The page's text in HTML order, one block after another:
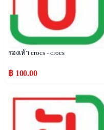
รองเท้า crocs - crocs
฿ 100.00
Popular